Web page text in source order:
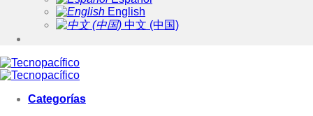
English
中文 (中国)
Categorías